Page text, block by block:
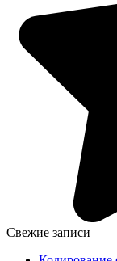
Свежие записи